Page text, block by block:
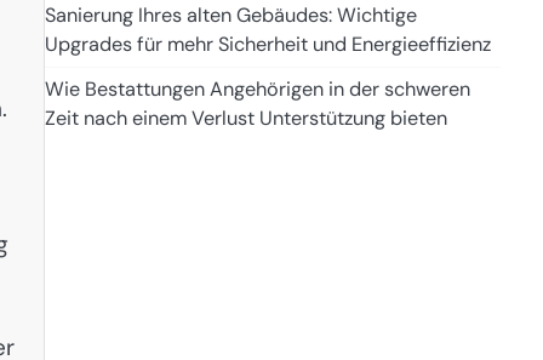
Sanierung Ihres alten Gebäudes: Wichtige
Upgrades für mehr Sicherheit und Energieeffizienz
Wie Bestattungen Angehörigen in der schweren
Zeit nach einem Verlust Unterstützung bieten